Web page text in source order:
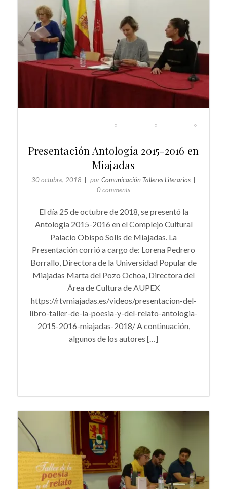
Presentación Antología 2015-2016 en
Miajadas
30 octubre, 2018 porComunicación Talleres Literarios
0 comments
El día 25 de octubre de 2018, se presentó la
Antología 2015-2016 en el Complejo Cultural
Palacio Obispo Solís de Miajadas. La
Presentación corrió a cargo de: Lorena Pedrero
Borrallo, Directora de la Universidad Popular de
Miajadas Marta del Pozo Ochoa, Directora del
Área de Cultura de AUPEX
https://rtvmiajadas.es/videos/presentacion-del-
libro-taller-de-la-poesia-y-del-relato-antologia-
2015-2016-miajadas-2018/ A continuación,
algunos de los autores […]